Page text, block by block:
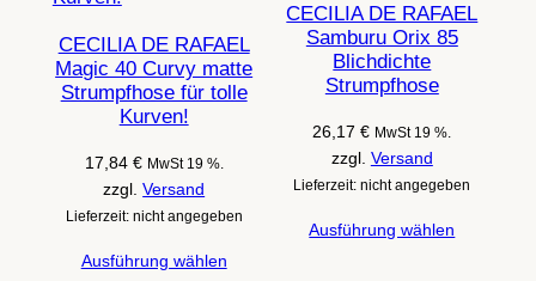
CECILIA DE RAFAEL
Magic 40 Curvy matte
Strumpfhose für tolle
Kurven!
17,84 € MwSt 19 %.
zzgl.Versand
Lieferzeit: nicht angegeben
Ausführung wählen
CECILIA DE RAFAEL
Samburu Orix 85
Blichdichte
Strumpfhose
26,17€ MwSt 19 %.
zzgl. Versand
Lieferzeit: nicht angegeben
Ausführung wählen